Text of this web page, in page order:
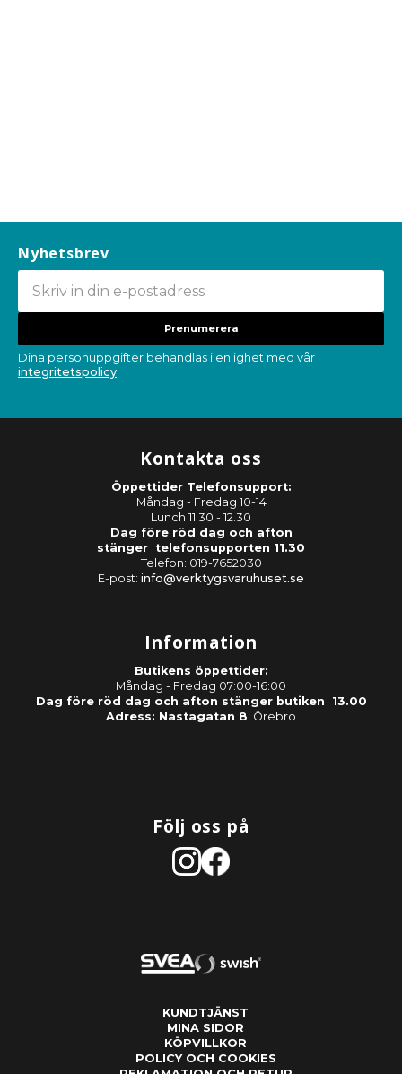
Nyhetsbrev
Prenumerera
Dina personuppgifter behandlas i enlighet med vår
integritetspolicy.
Kontakta oss
Öppettider Telefonsupport:
Måndag - Fredag 10-14
Lunch 11.30 - 12.30
Dag före röd dag och afton
stänger telefonsupporten 11.30
Telefon: 019-7652030
E-post: info@verktygsvaruhuset.se
Information
Butikens öppettider:
Måndag - Fredag 07:00-16:00
Dag före röd dag och afton stänger butiken 13.00
Adress: Nastagatan 8 Örebro
Följ oss på
KUNDTJÄNST
MINA SIDOR
KÖPVILLKOR
POLICY OCH COOKIES